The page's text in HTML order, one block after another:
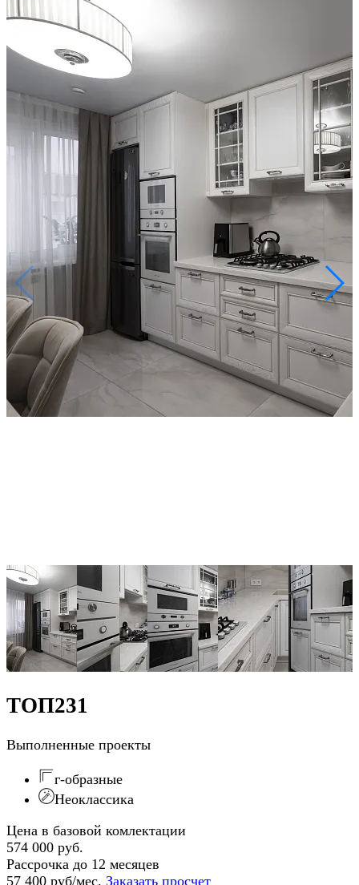
ТОП231
Выполненные проекты
г-образные
Неоклассика
Цена в базовой комлектации
574 000 руб.
Рассрочка до 12 месяцев
57 400 руб/мес. Заказать просчет